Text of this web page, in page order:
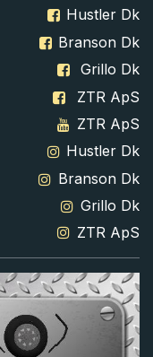
Hustler Dk
Branson Dk
Grillo Dk
ZTR ApS
ZTR ApS
Hustler Dk
Branson Dk
Grillo Dk
ZTR ApS